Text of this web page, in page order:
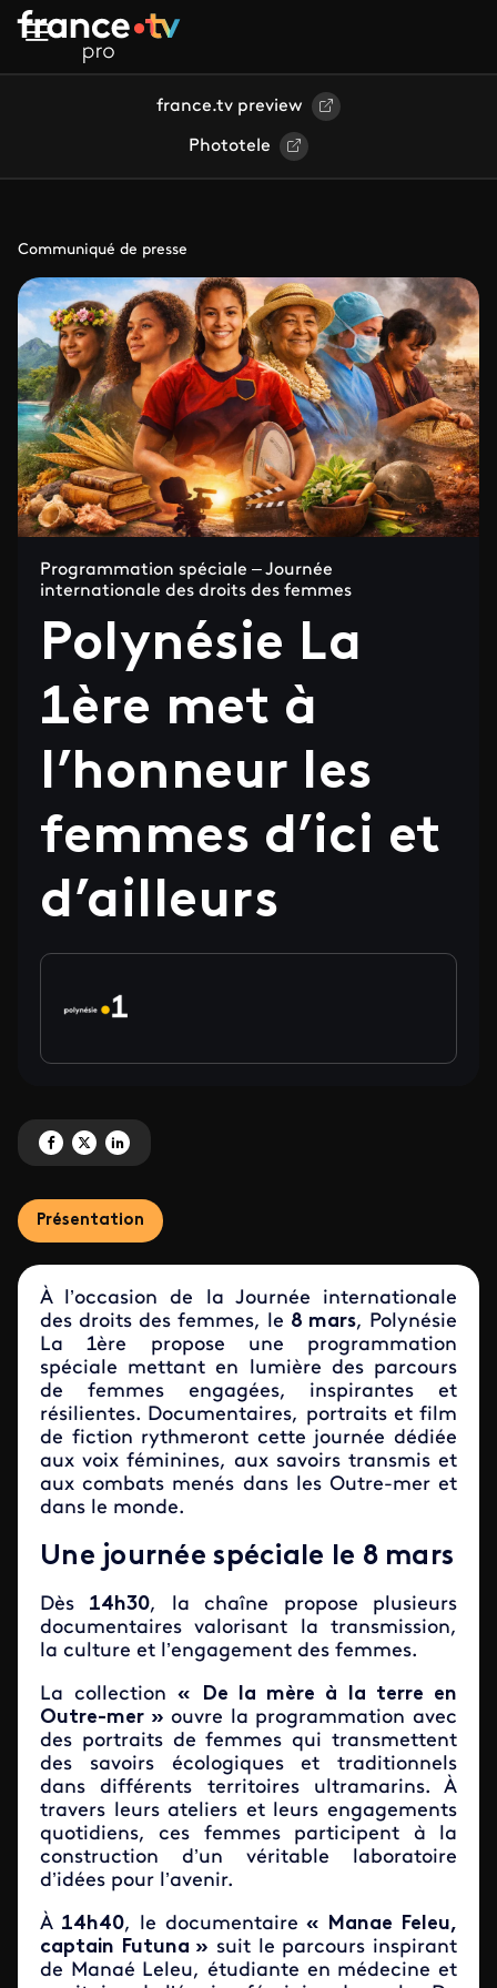
Aller au contenu principal
france.tv preview
Phototele
Communiqué de presse
Programmation spéciale – Journée
internationale des droits des femmes
Polynésie La
1ère met à
l’honneur les
femmes d’ici et
d’ailleurs
Partagez 'Polynésie La 1ère met à l’honneur les femmes d’ici et d’ailleurs'
Partagez 'Polynésie La 1ère met à l’honneur les femmes d’ici et
Partagez 'Polynésie La 1ère met à l’honneur les femmes d’ici et
Présentation
À l’occasion de la Journée internationale
des droits des femmes, le 8 mars, Polynésie
La 1ère propose une programmation
spéciale mettant en lumière des parcours
de femmes engagées, inspirantes et
résilientes. Documentaires, portraits et film
de fiction rythmeront cette journée dédiée
aux voix féminines, aux savoirs transmis et
aux combats menés dans les Outre-mer et
dans le monde.
Une journée spéciale le 8 mars
Dès 14h30, la chaîne propose plusieurs
documentaires valorisant la transmission,
la culture et l’engagement des femmes.
La collection« De la mère à la terre en
Outre-mer » ouvre la programmation avec
des portraits de femmes qui transmettent
des savoirs écologiques et traditionnels
dans différents territoires ultramarins. À
travers leurs ateliers et leurs engagements
quotidiens, ces femmes participent à la
construction d’un véritable laboratoire
d’idées pour l’avenir.
À 14h40, le documentaire« Manae Feleu,
captain Futuna » suit le parcours inspirant
de Manaé Leleu, étudiante en médecine et